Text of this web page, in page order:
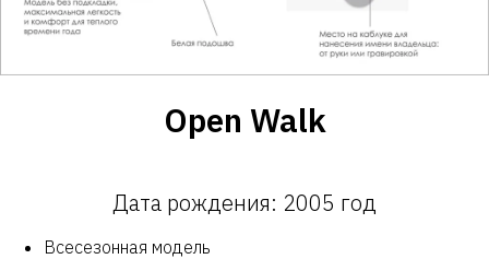
Open Walk
Дата рождения: 2005 год
Всесезонная модель